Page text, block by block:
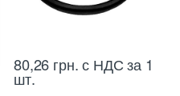
80,26 грн.с НДС за 1
шт.